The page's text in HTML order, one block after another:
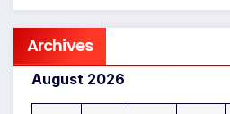
Archives
August 2026